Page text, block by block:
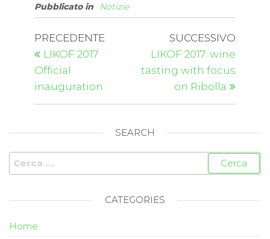
Pubblicato in Notizie
PRECEDENTE
LIKOF 2017
Official
inauguration
SUCCESSIVO
LIKOF 2017: wine
tasting with focus
on Ribolla
SEARCH
CATEGORIES
Home